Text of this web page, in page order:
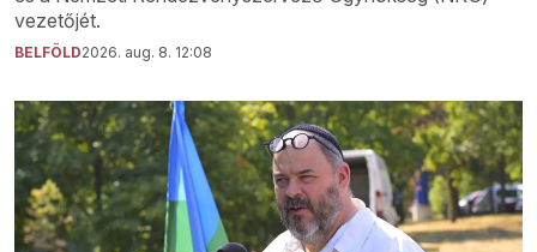
vezetőjét.
BELFÖLD2026. aug. 8. 12:08